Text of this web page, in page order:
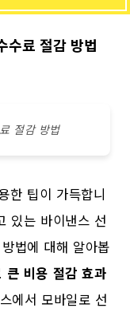
수료 절감 방법
절감 방법
한 팁이 가득합니
있는 바이낸스 선
법에 대해 알아봅
큰 비용 절감 효과
에서 모바일로 선